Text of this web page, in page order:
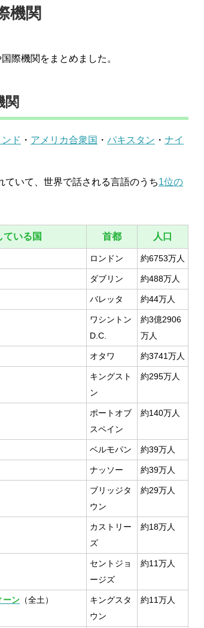
機関
際機関をまとめました。
関
ンド ・ アメリカ合衆国 ・ パキスタン ・ ナイ
いて、世界で話される言語のうち1位の
ている国 首都 人口
ロンドン 約6753万人
ダブリン 約488万人
バレッタ 約44万人
ワシントン
D.C.
約3億2906
万人
オタワ 約3741万人
キングスト
ン
約295万人
ポートオブ
スペイン
約140万人
ベルモパン 約39万人
ナッソー 約39万人
ブリッジタ
ウン
約29万人
カストリー
ズ
約18万人
セントジョ
ージズ
約11万人
ーン （全土）
キングスタ
ウン
約11万人